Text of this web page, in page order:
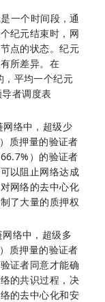
一个时间段，通
纪元结束时，网
点的状态。纪元
所差异。在
平均一个纪元
者调度表
网络中，超级少
质押量的验证者
）的验证者
以阻止网络达成
网络的去中心化
了大量的质押权
网络中，超级多
质押量的验证者
证者同意才能确
的共识过程，决
的去中心化和安